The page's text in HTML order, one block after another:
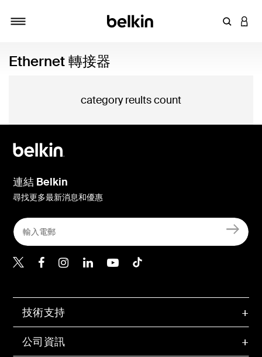
輸入關鍵
登入
Ethernet 轉接器
category reults count
技術支持
公司資訊
連結 Belkin
尋找更多最新消息和優惠
Belkin Twitter
Belkin Hong Kong
Belkin Instagram
Belkin Hong Kong
Belkin Youtube
Belkin TikTok